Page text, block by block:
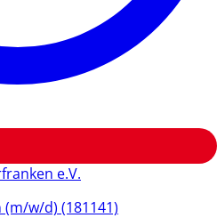
e.V.
w/d) (181141)